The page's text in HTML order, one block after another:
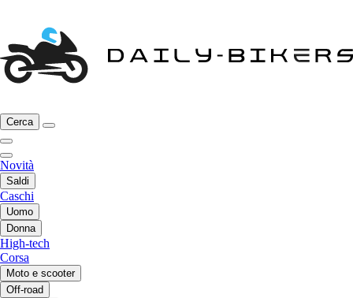
Cerca
Novità
Saldi
Caschi
Uomo
Donna
High-tech
Corsa
Moto e scooter
Off-road